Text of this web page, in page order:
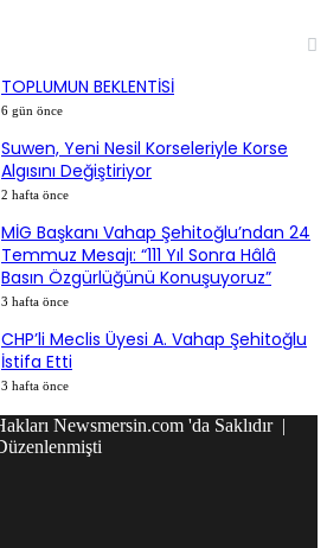
TOPLUMUN BEKLENTİSİ
6 gün önce
Suwen, Yeni Nesil Korseleriyle Korse
Algısını Değiştiriyor
2 hafta önce
MİG Başkanı Vahap Şehitoğlu’ndan 24
Temmuz Mesajı: “111 Yıl Sonra Hâlâ
Basın Özgürlüğünü Konuşuyoruz”
3 hafta önce
CHP’li Meclis Üyesi A. Vahap Şehitoğlu
İstifa Etti
3 hafta önce
Newsmersin.com 'da Saklıdır |